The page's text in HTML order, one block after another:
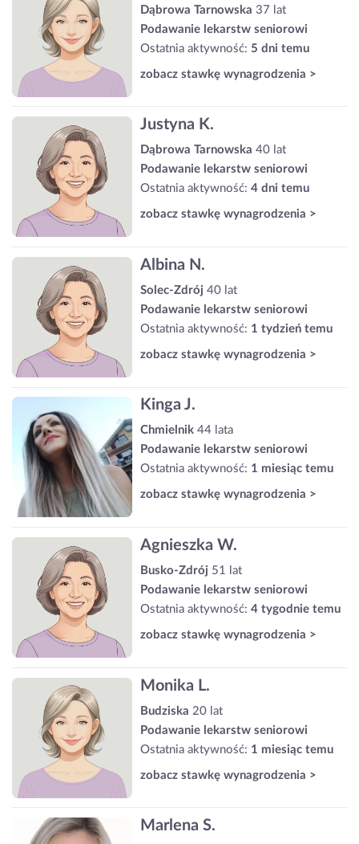
Dąbrowa Tarnowska 37 lat
Podawanie lekarstw seniorowi
Ostatnia aktywność: 5 dni temu
zobacz stawkę wynagrodzenia >
Justyna K.
Dąbrowa Tarnowska 40 lat
Podawanie lekarstw seniorowi
Ostatnia aktywność: 4 dni temu
zobacz stawkę wynagrodzenia >
Albina N.
Solec-Zdrój 40 lat
Podawanie lekarstw seniorowi
Ostatnia aktywność: 1 tydzień temu
zobacz stawkę wynagrodzenia >
Kinga J.
Chmielnik 44 lata
Podawanie lekarstw seniorowi
Ostatnia aktywność: 1 miesiąc temu
zobacz stawkę wynagrodzenia >
Agnieszka W.
Busko-Zdrój 51 lat
Podawanie lekarstw seniorowi
Ostatnia aktywność: 4 tygodnie temu
zobacz stawkę wynagrodzenia >
Monika L.
Budziska 20 lat
Podawanie lekarstw seniorowi
Ostatnia aktywność: 1 miesiąc temu
zobacz stawkę wynagrodzenia >
Marlena S.